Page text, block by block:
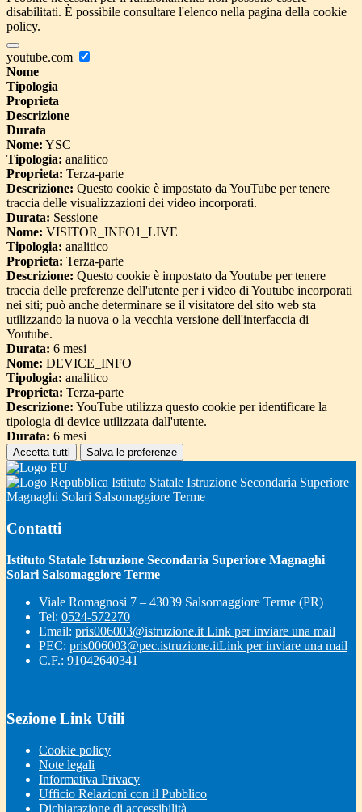
disabilitati. È possibile consultare l'elenco nella pagina della cookie
policy.
youtube.com
Nome
Tipologia
Proprieta
Descrizione
Durata
Nome: YSC
Tipologia: analitico
Proprieta: Terza-parte
Descrizione: Questo cookie è impostato da YouTube per tenere
traccia delle visualizzazioni dei video incorporati.
Durata: Sessione
Nome: VISITOR_INFO1_LIVE
Tipologia: analitico
Proprieta: Terza-parte
Descrizione: Questo cookie è impostato da Youtube per tenere
traccia delle preferenze dell'utente per i video di Youtube incorporati
nei siti; può anche determinare se il visitatore del sito web sta
utilizzando la nuova o la vecchia versione dell'interfaccia di
Youtube.
Durata: 6 mesi
Nome: DEVICE_INFO
Tipologia: analitico
Proprieta: Terza-parte
Descrizione: YouTube utilizza questo cookie per identificare la
tipologia di device utilizzata dall'utente.
Durata: 6 mesi
Accetta tutti Salva le preferenze
Istituto Statale Istruzione Secondaria Superiore
Magnaghi Solari Salsomaggiore Terme
Contatti
Istituto Statale Istruzione Secondaria Superiore Magnaghi
Solari Salsomaggiore Terme
Viale Romagnosi 7 – 43039 Salsomaggiore Terme (PR)
Tel: 0524-572270
Email: pris006003@istruzione.it Link per inviare una mail
PEC: pris006003@pec.istruzione.itLink per inviare una mail
C.F.: 91042640341
Sezione Link Utili
Cookie policy
Note legali
Informativa Privacy
Ufficio Relazioni con il Pubblico
Dichiarazione di accessibilità